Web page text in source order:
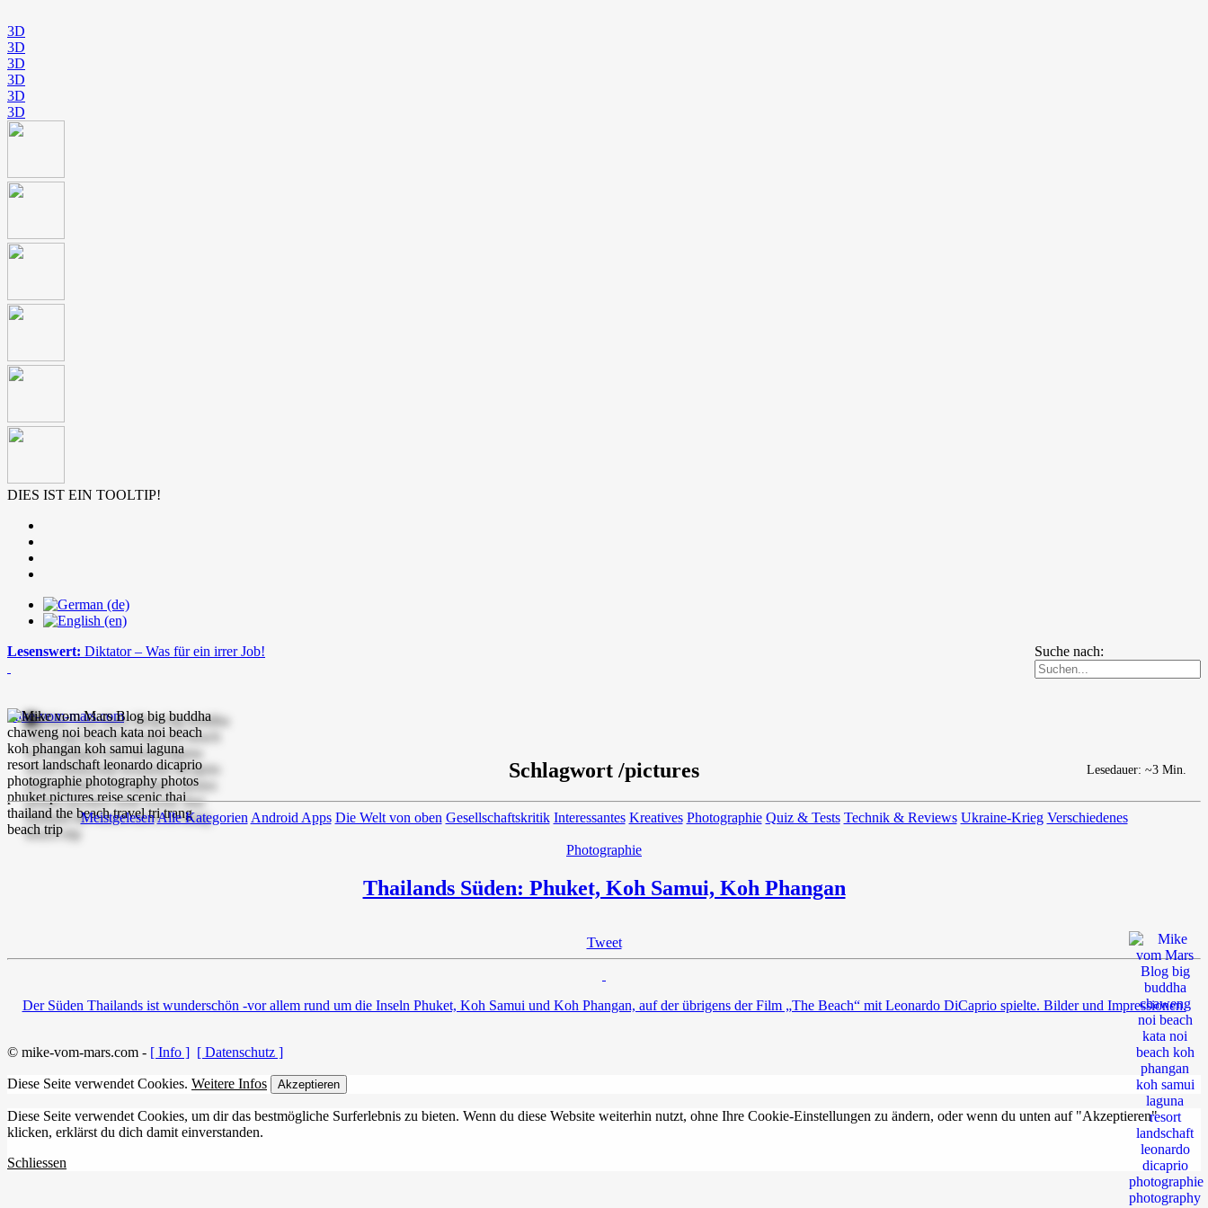
3D
3D
3D
3D
3D
3D
DIES IST EIN TOOLTIP!
Suche nach:
Lesenswert: Diktator – Was für ein irrer Job!
mike-vom-mars.com
Schlagwort /pictures
MeistgelesenAlle Kategorien Android Apps Die Welt von oben Gesellschaftskritik Interessantes Kreatives Photographie Quiz & Tests Technik & Reviews Ukraine-Krieg Verschiedenes
Photographie
Thailands Süden: Phuket, Koh Samui, Koh Phangan
Tweet
Lesedauer: ~3 Min.
Der Süden Thailands ist wunderschön -vor allem rund um die Inseln Phuket, Koh Samui und Koh Phangan, auf der übrigens der Film „The Beach“ mit Leonardo DiCaprio spielte. Bilder und Impressionen.
© mike-vom-mars.com - [ Info ] [ Datenschutz ]
Diese Seite verwendet Cookies. Weitere Infos Akzeptieren
Diese Seite verwendet Cookies, um dir das bestmögliche Surferlebnis zu bieten. Wenn du diese Website weiterhin nutzt, ohne Ihre Cookie-Einstellungen zu ändern, oder wenn du unten auf "Akzeptieren"
klicken, erklärst du dich damit einverstanden.
Schliessen